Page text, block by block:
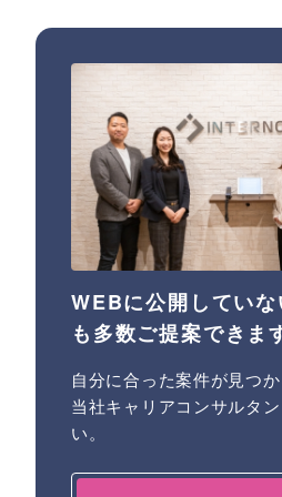
WEBに公開してい
も多数ご提案できま
自分に合った案件が見つか
当社キャリアコンサルタ
い。